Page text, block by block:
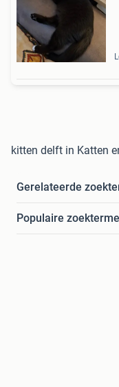
kitten delft in Katten
Gerelateerde
Populaire